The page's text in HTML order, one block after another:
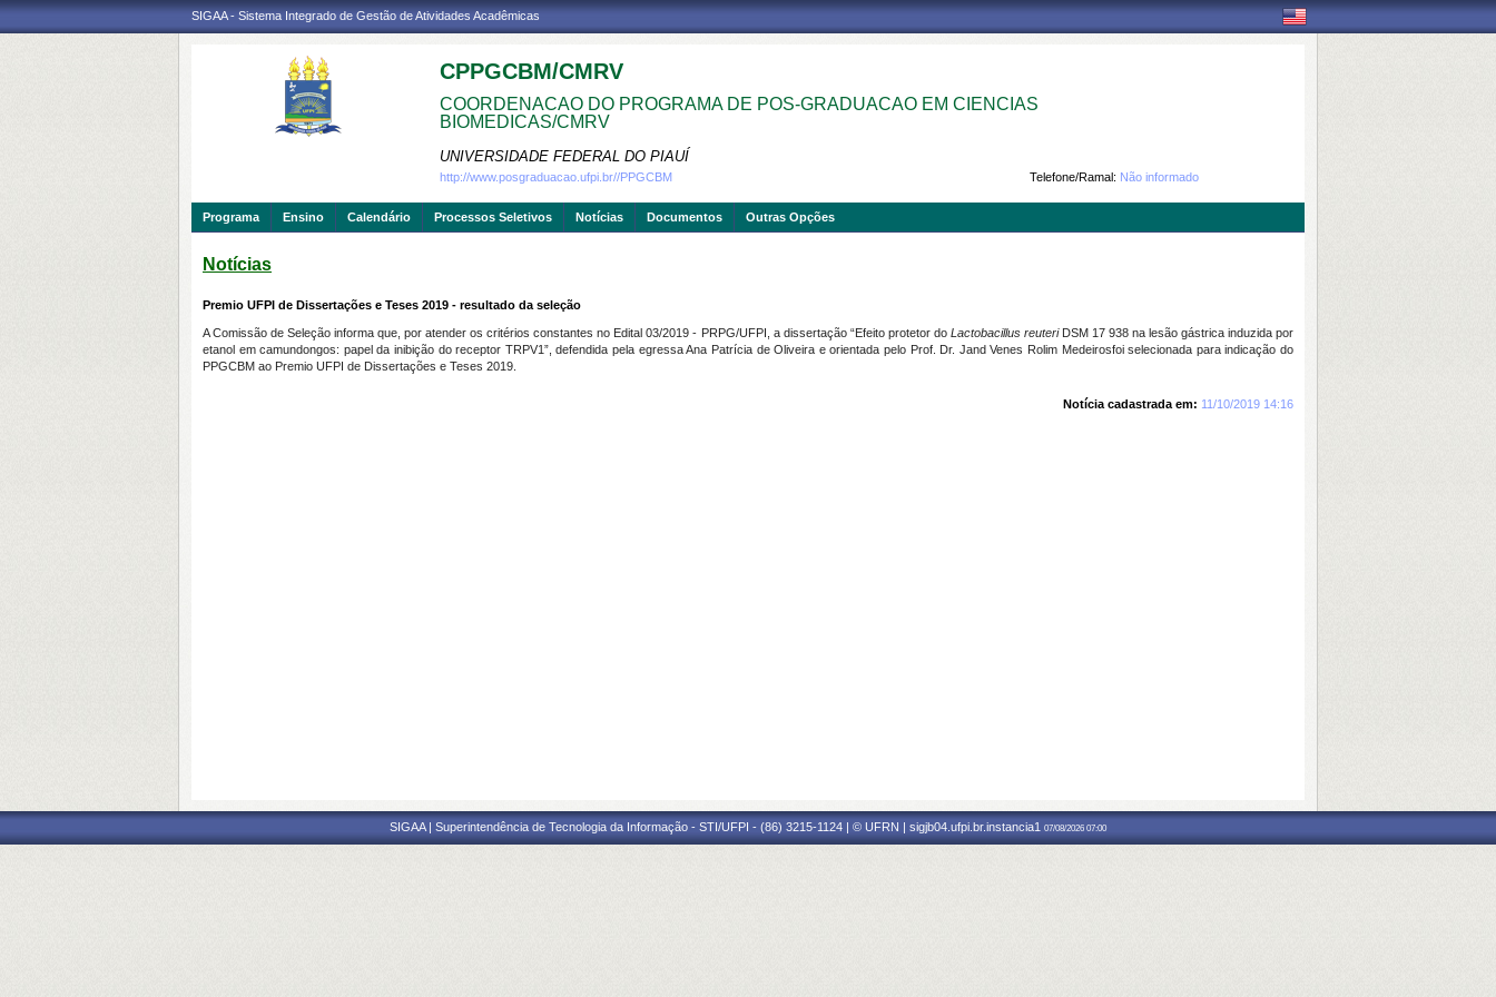
SIGAA - Sistema Integrado de Gestão de Atividades Acadêmicas
CPPGCBM/CMRV
COORDENACAO DO PROGRAMA DE POS-GRADUACAO EM CIENCIAS
BIOMEDICAS/CMRV
UNIVERSIDADE FEDERAL DO PIAUÍ
Telefone/Ramal: Não informado
http://www.posgraduacao.ufpi.br//PPGCBM
Programa Ensino Calendário Processos Seletivos Notícias Documentos Outras Opções
Notícias
Premio UFPI de Dissertações e Teses 2019 - resultado da seleção
A Comissão de Seleção informa que, por atender os critérios constantes no Edital 03/2019 - PRPG/UFPI, a dissertação “Efeito protetor do Lactobacillus reuteriDSM 17 938 na lesão gástrica induzida por
etanol em camundongos: papel da inibição do receptor TRPV1”, defendida pela egressa Ana Patrícia de Oliveira e orientada pelo Prof. Dr. Jand Venes Rolim Medeirosfoi selecionada para indicação do
PPGCBM ao Premio UFPI de Dissertações e Teses 2019.
Notícia cadastrada em: 11/10/2019 14:16
SIGAA | Superintendência de Tecnologia da Informação - STI/UFPI - (86) 3215-1124 | © UFRN | sigjb04.ufpi.br.instancia1 07/08/2026 07:00